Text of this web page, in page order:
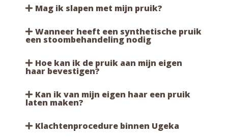
Mag ik slapen met mijn pruik?
Wanneer heeft een synthetische pruik
een stoombehandeling nodig
Hoe kan ik de pruik aan mijn eigen
haar bevestigen?
Kan ik van mijn eigen haar een pruik
laten maken?
Klachtenprocedure binnen Ugeka